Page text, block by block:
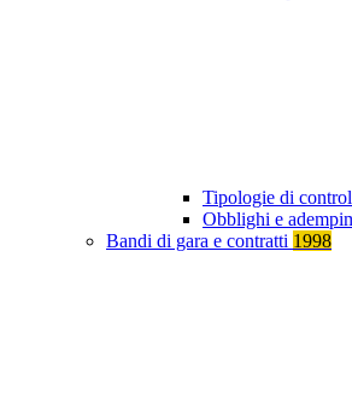
Tipologie di
Obblighi e
Bandi di gara e contratti 1998